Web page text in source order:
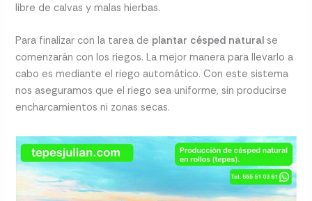
libre de calvas y malas hierbas.
Para finalizar con la tarea de plantar césped natural se
comenzarán con los riegos. La mejor manera para llevarlo a
cabo es mediante el riego automático. Con este sistema
nos aseguramos que el riego sea uniforme, sin producirse
encharcamientos ni zonas secas.